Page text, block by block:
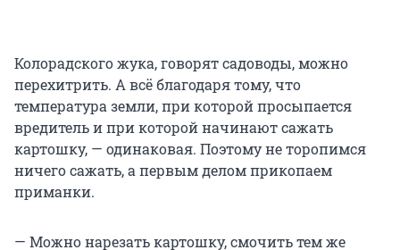
Колорадского жука, говорят садоводы, можно
перехитрить. А всё благодаря тому, что
температура земли, при которой просыпается
вредитель и при которой начинают сажать
картошку, — одинаковая. Поэтому не торопимся
ничего сажать, а первым делом прикопаем
приманки.
— Можно нарезать картошку, смочить тем же